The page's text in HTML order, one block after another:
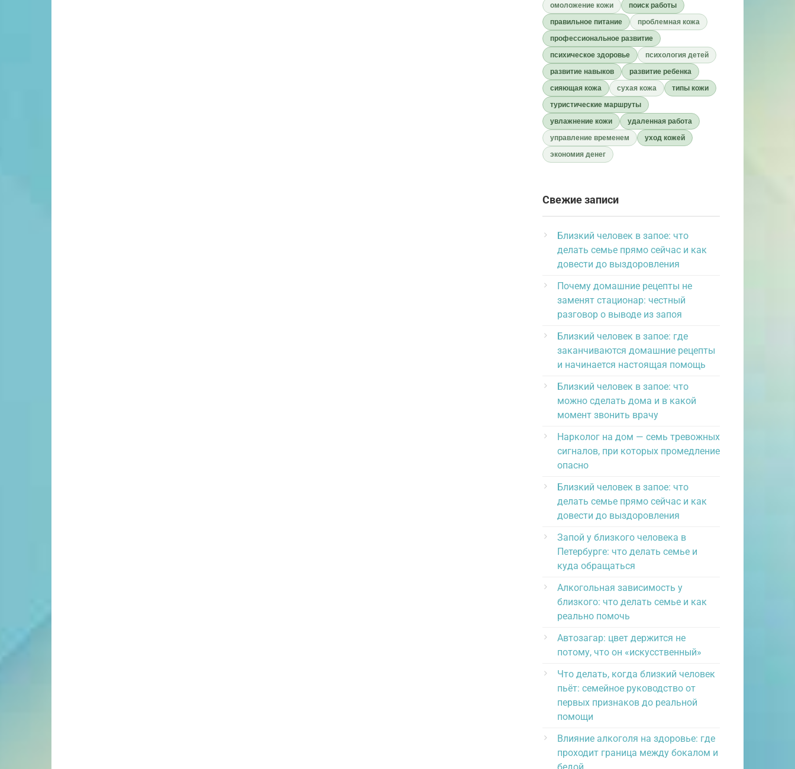
омоложение кожи
поиск работы
правильное питание
проблемная кожа
профессиональное развитие
психическое здоровье
психология детей
развитие навыков
развитие ребенка
сияющая кожа
сухая кожа
типы кожи
туристические маршруты
увлажнение кожи
удаленная работа
управление временем
уход кожей
экономия денег
Свежие записи
Близкий человек в запое: что
делать семье прямо сейчас и как
довести до выздоровления
Почему домашние рецепты не
заменят стационар: честный
разговор о выводе из запоя
Близкий человек в запое: где
заканчиваются домашние рецепты
и начинается настоящая помощь
Близкий человек в запое: что
можно сделать дома и в какой
момент звонить врачу
Нарколог на дом — семь тревожных
сигналов, при которых промедление
опасно
Близкий человек в запое: что
делать семье прямо сейчас и как
довести до выздоровления
Запой у близкого человека в
Петербурге: что делать семье и
куда обращаться
Алкогольная зависимость у
близкого: что делать семье и как
реально помочь
Автозагар: цвет держится не
потому, что он «искусственный»
Что делать, когда близкий человек
пьёт: семейное руководство от
первых признаков до реальной
помощи
Влияние алкоголя на здоровье: где
проходит граница между бокалом и